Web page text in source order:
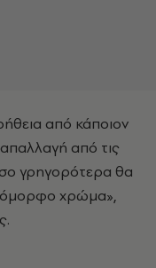
από κάποιον
απαλλαγή από τις
γρηγορότερα θα
χρώμα»,